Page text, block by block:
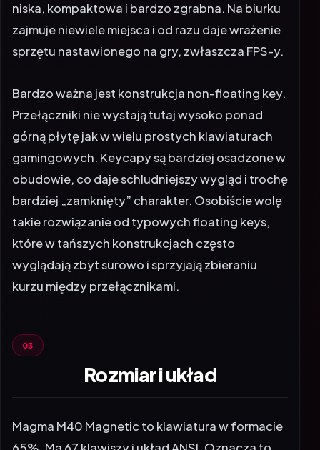
niska, kompaktowa i bardzo zgrabna. Na biurku
zajmuje niewiele miejsca i od razu daje wrażenie
sprzętu nastawionego na gry, zwłaszcza FPS-y.
Bardzo ważna jest konstrukcja non-floating key.
Przełączniki nie wystają tutaj wysoko ponad
górną płytę jak w wielu prostych klawiaturach
gamingowych. Keycapy są bardziej osadzone w
obudowie, co daje schludniejszy wygląd i trochę
bardziej „zamknięty” charakter. Osobiście wolę
takie rozwiązanie od typowych floating keys,
które w tańszych konstrukcjach często
wyglądają zbyt surowo i sprzyjają zbieraniu
kurzu między przełącznikami.
Rozmiar i układ
Magma M40 Magnetic to klawiatura w formacie